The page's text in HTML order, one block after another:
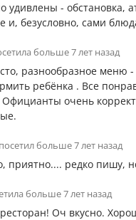
удивлены - обстановка,
и, безусловно, сами
больше 7 лет назад
разнообразное меню
ребёнка . Все
очень
посетил больше 7 лет назад
приятно.... редко пишу,
больше 7 лет назад
Оч вкусно.